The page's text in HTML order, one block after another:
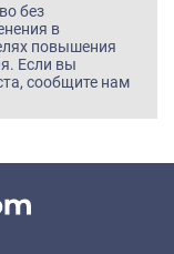
без
в
повышения
Если вы
сообщите нам